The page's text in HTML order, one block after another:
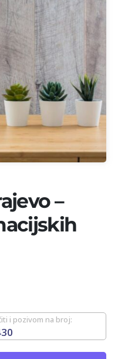
–
i pozivom na broj: